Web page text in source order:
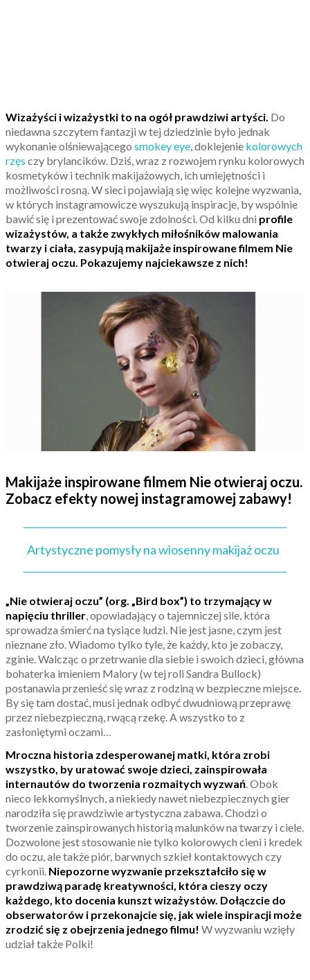
Wizażyści i wizażystki to na ogół prawdziwi artyści. Do
niedawna szczytem fantazji w tej dziedzinie było jednak
wykonanie olśniewającego smokey eye, doklejenie kolorowych
rzęs czy brylancików. Dziś, wraz z rozwojem rynku kolorowych
kosmetyków i technik makijażowych, ich umiejętności i
możliwości rosną. W sieci pojawiają się więc kolejne wyzwania,
w których instagramowicze wyszukują inspiracje, by wspólnie
bawić się i prezentować swoje zdolności. Od kilku dni profile
wizażystów, a także zwykłych miłośników malowania
twarzy i ciała, zasypują makijaże inspirowane filmem Nie
otwieraj oczu. Pokazujemy najciekawsze z nich!
Makijaże inspirowane filmem Nie otwieraj oczu.
Zobacz efekty nowej instagramowej zabawy!
Artystyczne pomysły na wiosenny makijaż oczu
„Nie otwieraj oczu” (org. „Bird box”) to trzymający w
napięciu thriller, opowiadający o tajemniczej sile, która
sprowadza śmierć na tysiące ludzi. Nie jest jasne, czym jest
nieznane zło. Wiadomo tylko tyle, że każdy, kto je zobaczy,
zginie. Walcząc o przetrwanie dla siebie i swoich dzieci, główna
bohaterka imieniem Malory (w tej roli Sandra Bullock)
postanawia przenieść się wraz z rodziną w bezpieczne miejsce.
By się tam dostać, musi jednak odbyć dwudniową przeprawę
przez niebezpieczną, rwącą rzekę. A wszystko to z
zasłoniętymi oczami…
Mroczna historia zdesperowanej matki, która zrobi
wszystko, by uratować swoje dzieci, zainspirowała
internautów do tworzenia rozmaitych wyzwań. Obok
nieco lekkomyślnych, a niekiedy nawet niebezpiecznych gier
narodziła się prawdziwie artystyczna zabawa. Chodzi o
tworzenie zainspirowanych historią malunków na twarzy i ciele.
Dozwolone jest stosowanie nie tylko kolorowych cieni i kredek
do oczu, ale także piór, barwnych szkieł kontaktowych czy
cyrkonii. Niepozorne wyzwanie przekształciło się w
prawdziwą paradę kreatywności, która cieszy oczy
każdego, kto docenia kunszt wizażystów. Dołączcie do
obserwatorów i przekonajcie się, jak wiele inspiracji może
zrodzić się z obejrzenia jednego filmu! W wyzwaniu wzięły
udział także Polki!